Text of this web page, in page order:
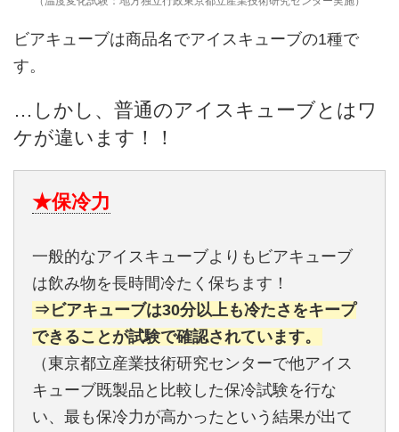
ビアキューブは商品名でアイスキューブの1種で
す。
…しかし、普通のアイスキューブとはワ
ケが違います！！
★保冷力
一般的なアイスキューブよりもビアキューブ
は飲み物を長時間冷たく保ちます！
⇒ビアキューブは30分以上も冷たさをキープ
できることが試験で確認されています。
（東京都立産業技術研究センターで他アイス
キューブ既製品と比較した保冷試験を行な
い、最も保冷力が高かったという結果が出て